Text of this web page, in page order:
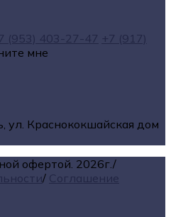
(953) 403-27-47 +7 (917)
мне
ул. Краснококшайская дом
офертой. 2026г. /
/ Соглашение